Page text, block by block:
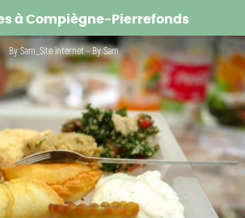
à Compiègne-Pierrefonds
By Sam_Site internet - By Sam